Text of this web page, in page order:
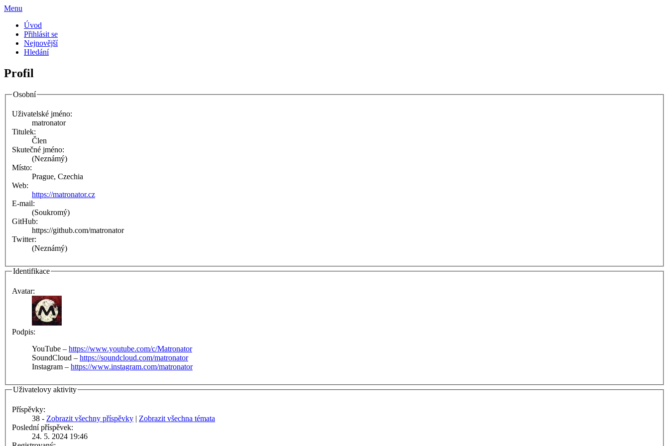
Menu
Úvod
Přihlásit se
Nejnovější
Hledání
Profil
Osobní
Uživatelské jméno:
matronator
Titulek:
Člen
Skutečné jméno:
(Neznámý)
Místo:
Prague, Czechia
Web:
https://matronator.cz
E-mail:
(Soukromý)
GitHub:
https://github.com/matronator
Twitter:
(Neznámý)
Identifikace
Avatar:
Podpis:
YouTube – https://www.youtube.com/c/Matronator
SoundCloud – https://soundcloud.com/matronator
Instagram – https://www.instagram.com/matronator
Uživatelovy aktivity
Příspěvky:
38 - Zobrazit všechny příspěvky | Zobrazit všechna témata
Poslední příspěvek:
24. 5. 2024 19:46